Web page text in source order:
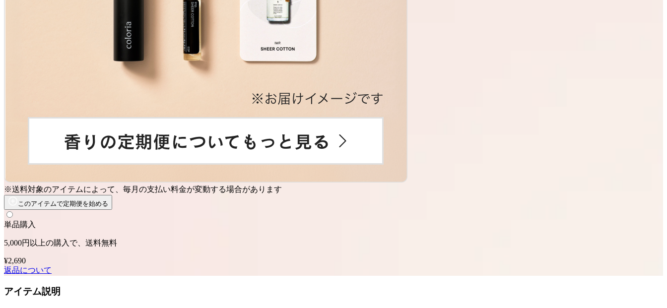
※送料対象のアイテムによって、毎月の支払い料金が変動する場合があります
このアイテムで定期便を始める
単品購入
5,000円以上の購入で、送料無料
¥2,690
返品について
アイテム説明